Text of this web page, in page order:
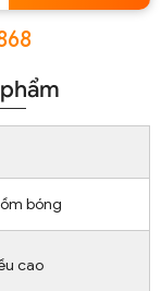
bóng
cao